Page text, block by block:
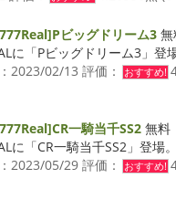
ビッグドリーム3
に「Pビッグドリーム3」登場
2023/02/13 評価：
おすすめ!
一騎当千SS2 無料
に「CR一騎当千SS2」登場。
2023/05/29 評価：
おすすめ!